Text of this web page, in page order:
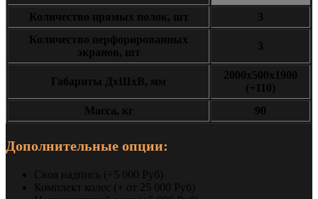
Количество прямых полок, шт
3
Количество перфорированных
экранов, шт
3
Габариты ДxШxВ, мм
2000x500x1900
(+110)
Масса, кг
90
Дополнительные опции:
Своя надпись (+5 000 Руб)
Комплект колес (+ от 25 000 Руб)